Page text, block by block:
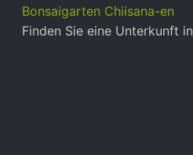
Bonsaigarten Chiisana-en
Finden Sie eine Unterkunft in